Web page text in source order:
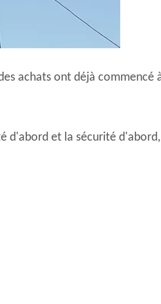
achats ont déjà commencé
d'abord et la sécurité